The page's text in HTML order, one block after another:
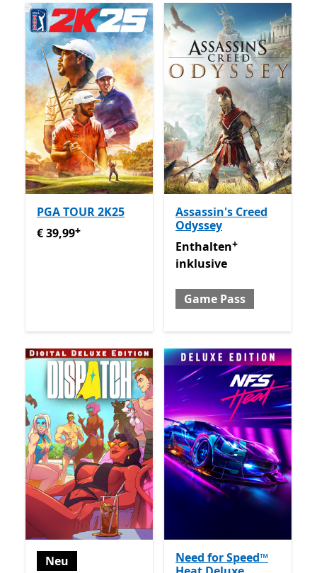
PGA TOUR 2K25
€ 39,99Enthält In-App-Käufe
€ 39,99+
Assassin's Creed
Odyssey
Enthalten inklusive Game
Enthalten+
inklusive
Game Pass
Neu
Need for Speed™